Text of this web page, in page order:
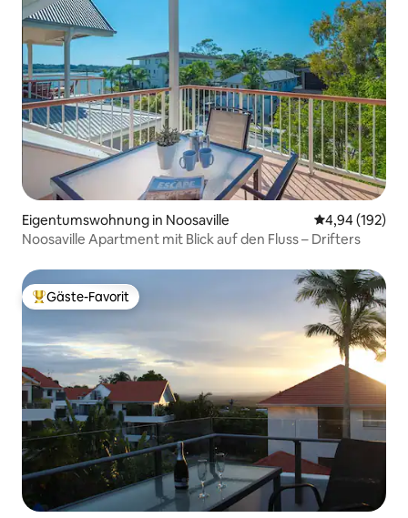
Eigentumswohnung in Noosaville
4,94 (192)
Noosaville Apartment mit Blick auf den Fluss – Drifters
Beliebter Gäste-Favorit.
Gäste-Favorit